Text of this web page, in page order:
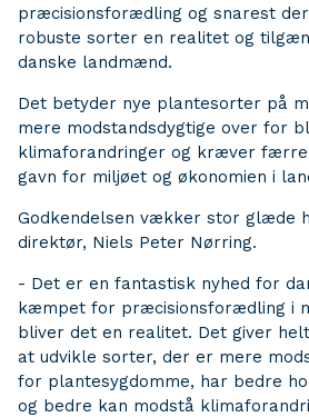
præcisionsforædling og snarest
robuste sorter en realitet og
danske landmænd.
Det betyder nye plantesorter på
mere modstandsdygtige over for
klimaforandringer og kræver
gavn for miljøet og økonomien i
Godkendelsen vækker stor glæde
direktør, Niels Peter Nørring.
- Det er en fantastisk nyhed for
kæmpet for præcisionsforædling i
bliver det en realitet. Det giver
at udvikle sorter, der er mere
for plantesygdomme, har bedre
og bedre kan modstå